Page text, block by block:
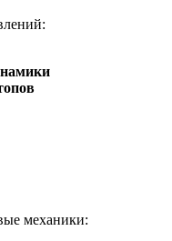
механики: